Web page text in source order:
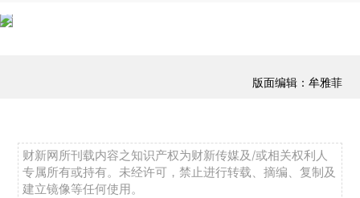
版面编辑：牟雅菲
财新网所刊载内容之知识产权为财新传媒及/或相关权利人
专属所有或持有。未经许可，禁止进行转载、摘编、复制及
建立镜像等任何使用。